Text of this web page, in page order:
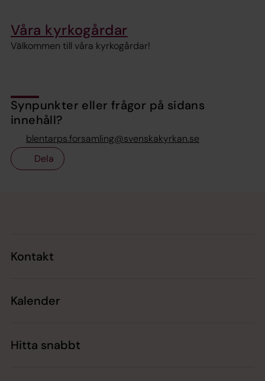
Våra kyrkogårdar
Välkommen till våra kyrkogårdar!
Synpunkter eller frågor på sidans
innehåll?
blentarps.forsamling@svenskakyrkan.se
Dela
Kontakt
Kalender
Hitta snabbt